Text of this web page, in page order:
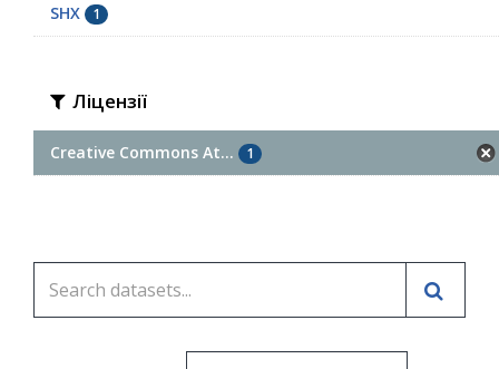
SHX 1
Ліцензії
Creative Commons At... 1